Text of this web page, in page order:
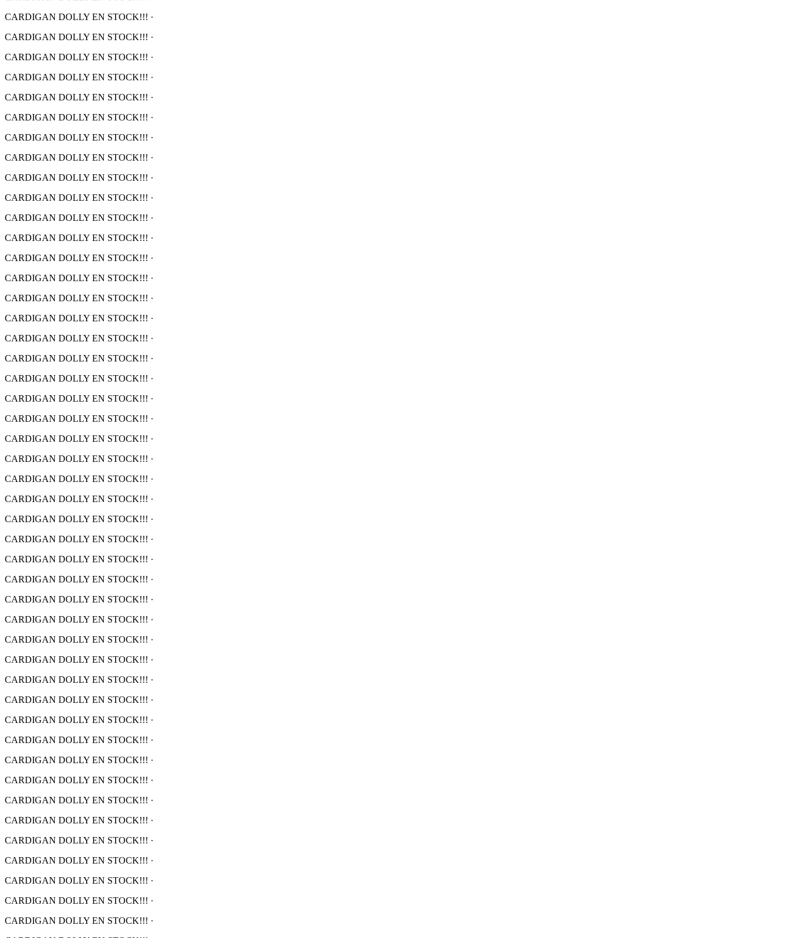
CARDIGAN DOLLY EN STOCK!!! ·
CARDIGAN DOLLY EN STOCK!!! ·
CARDIGAN DOLLY EN STOCK!!! ·
CARDIGAN DOLLY EN STOCK!!! ·
CARDIGAN DOLLY EN STOCK!!! ·
CARDIGAN DOLLY EN STOCK!!! ·
CARDIGAN DOLLY EN STOCK!!! ·
CARDIGAN DOLLY EN STOCK!!! ·
CARDIGAN DOLLY EN STOCK!!! ·
CARDIGAN DOLLY EN STOCK!!! ·
CARDIGAN DOLLY EN STOCK!!! ·
CARDIGAN DOLLY EN STOCK!!! ·
CARDIGAN DOLLY EN STOCK!!! ·
CARDIGAN DOLLY EN STOCK!!! ·
CARDIGAN DOLLY EN STOCK!!! ·
CARDIGAN DOLLY EN STOCK!!! ·
CARDIGAN DOLLY EN STOCK!!! ·
CARDIGAN DOLLY EN STOCK!!! ·
CARDIGAN DOLLY EN STOCK!!! ·
CARDIGAN DOLLY EN STOCK!!! ·
CARDIGAN DOLLY EN STOCK!!! ·
CARDIGAN DOLLY EN STOCK!!! ·
CARDIGAN DOLLY EN STOCK!!! ·
CARDIGAN DOLLY EN STOCK!!! ·
CARDIGAN DOLLY EN STOCK!!! ·
CARDIGAN DOLLY EN STOCK!!! ·
CARDIGAN DOLLY EN STOCK!!! ·
CARDIGAN DOLLY EN STOCK!!! ·
CARDIGAN DOLLY EN STOCK!!! ·
CARDIGAN DOLLY EN STOCK!!! ·
CARDIGAN DOLLY EN STOCK!!! ·
CARDIGAN DOLLY EN STOCK!!! ·
CARDIGAN DOLLY EN STOCK!!! ·
CARDIGAN DOLLY EN STOCK!!! ·
CARDIGAN DOLLY EN STOCK!!! ·
CARDIGAN DOLLY EN STOCK!!! ·
CARDIGAN DOLLY EN STOCK!!! ·
CARDIGAN DOLLY EN STOCK!!! ·
CARDIGAN DOLLY EN STOCK!!! ·
CARDIGAN DOLLY EN STOCK!!! ·
CARDIGAN DOLLY EN STOCK!!! ·
CARDIGAN DOLLY EN STOCK!!! ·
CARDIGAN DOLLY EN STOCK!!! ·
CARDIGAN DOLLY EN STOCK!!! ·
CARDIGAN DOLLY EN STOCK!!! ·
CARDIGAN DOLLY EN STOCK!!! ·